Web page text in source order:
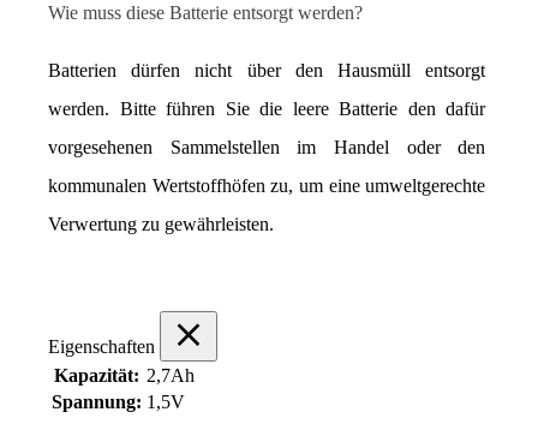
Wie muss diese Batterie entsorgt werden?
Batterien dürfen nicht über den Hausmüll entsorgt
werden. Bitte führen Sie die leere Batterie den dafür
vorgesehenen Sammelstellen im Handel oder den
kommunalen Wertstoffhöfen zu, um eine umweltgerechte
Verwertung zu gewährleisten.
Eigenschaften
Kapazität: 2,7Ah
Spannung: 1,5V